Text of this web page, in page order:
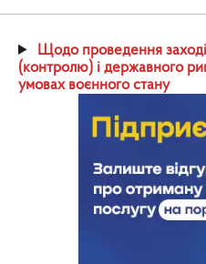
Щодо проведення
(контролю) і державного
умовах воєнного стану